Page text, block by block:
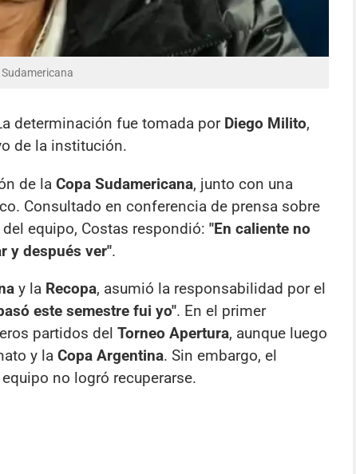
determinación fue tomada por Diego Milito,
de la institución.
de la Copa Sudamericana, junto con una
Consultado en conferencia de prensa sobre
equipo, Costas respondió: "En caliente no
y después ver".
y la Recopa, asumió la responsabilidad por el
este semestre fui yo". En el primer
partidos del Torneo Apertura, aunque luego
y la Copa Argentina. Sin embargo, el
no logró recuperarse.